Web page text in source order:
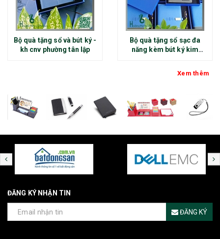
Bộ quà tặng sổ và bút ký -
kh cnv phường tân lập
Bộ quà tặng sổ sạc đa
năng kèm bút ký kim
Xem thêm
ĐĂNG KÝ NHẬN TIN
ĐĂNG KÝ